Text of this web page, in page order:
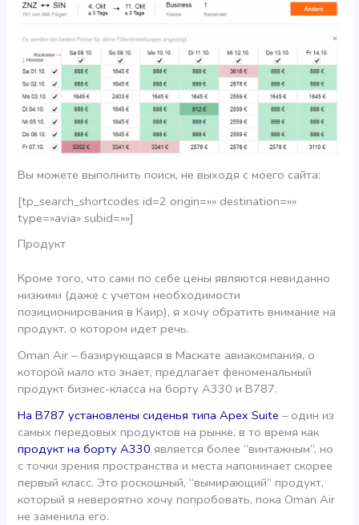
Вы можете выполнить поиск, не выходя с моего сайта:
[tp_search_shortcodes id=2 origin=»» destination=»»
type=»avia» subid=»»]
Продукт
Кроме того, что сами по себе цены являются невиданно
низкими (даже с учетом необходимости
позиционирования в Каир), я хочу обратить внимание на
продукт, о котором идет речь.
Oman Air – базирующаяся в Маскате авиакомпания, о
которой мало кто знает, предлагает феноменальный
продукт бизнес-класса на борту A330 и B787.
На В787 установлены сиденья типа Apex Suite – один из
самых передовых продуктов на рынке, в то время как
продукт на борту А330 является более “винтажным”, но
с точки зрения пространства и места напоминает скорее
первый класс. Это роскошный, “вымирающий” продукт,
который я невероятно хочу попробовать, пока Oman Air
не заменила его.